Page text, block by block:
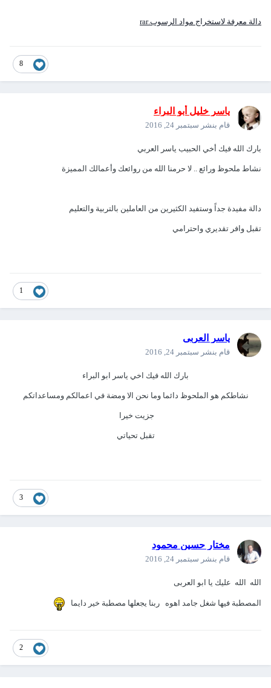
دالة معرفة لاستخراج مواد الرسوب.rar
8
ياسر خليل أبو البراء
قام بنشر سبتمبر 24, 2016
بارك الله فيك أخي الحبيب ياسر العربي
نشاط ملحوظ ورائع .. لا حرمنا الله من روائعك وأعمالك المميزة
دالة مفيدة جداً وستفيد الكثيرين من العاملين بالتربية والتعليم
تقبل وافر تقديري واحترامي
1
ياسر العربى
قام بنشر سبتمبر 24, 2016
بارك الله فيك اخي ياسر ابو البراء
نشاطكم هو الملحوظ دائما وما نحن الا ومضة في اعمالكم ومساعداتكم
جزيت خيرا
تقبل تحياتي
3
مختار حسين محمود
قام بنشر سبتمبر 24, 2016
الله الله عليك يا ابو العربى
المصطبة فيها شغل جامد اهوه ربنا يجعلها مصطبة خير دايما
2